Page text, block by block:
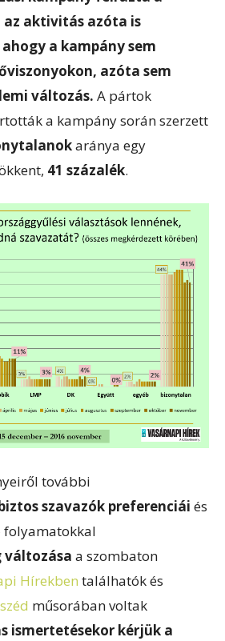
az aktivitás azóta is
a kampány sem
azóta sem
változás. A pártok
a kampány során szerzett
aránya egy
41 százalék.
további
szavazók preferenciái és
folyamatokkal
változása a szombaton
Hírekben találhatók és
műsorában voltak
ismertetésekor kérjük a